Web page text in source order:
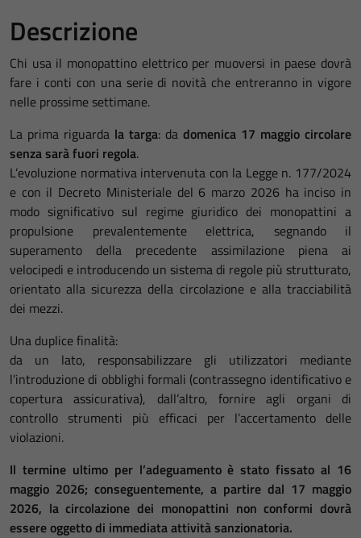
Descrizione
Chi usa il monopattino elettrico per muoversi in paese dovrà
fare i conti con una serie di novità che entreranno in vigore
nelle prossime settimane.
La prima riguarda la targa: da domenica 17 maggio circolare
senza sarà fuori regola.
L’evoluzione normativa intervenuta con la Legge n. 177/2024
e con il Decreto Ministeriale del 6 marzo 2026 ha inciso in
modo significativo sul regime giuridico dei monopattini a
propulsione prevalentemente elettrica, segnando il
superamento della precedente assimilazione piena ai
velocipedi e introducendo un sistema di regole più strutturato,
orientato alla sicurezza della circolazione e alla tracciabilità
dei mezzi.
Una duplice finalità:
da un lato, responsabilizzare gli utilizzatori mediante
l’introduzione di obblighi formali (contrassegno identificativo e
copertura assicurativa), dall’altro, fornire agli organi di
controllo strumenti più efficaci per l’accertamento delle
violazioni.
Il termine ultimo per l’adeguamento è stato fissato al 16
maggio 2026; conseguentemente, a partire dal 17 maggio
2026, la circolazione dei monopattini non conformi dovrà
essere oggetto di immediata attività sanzionatoria.